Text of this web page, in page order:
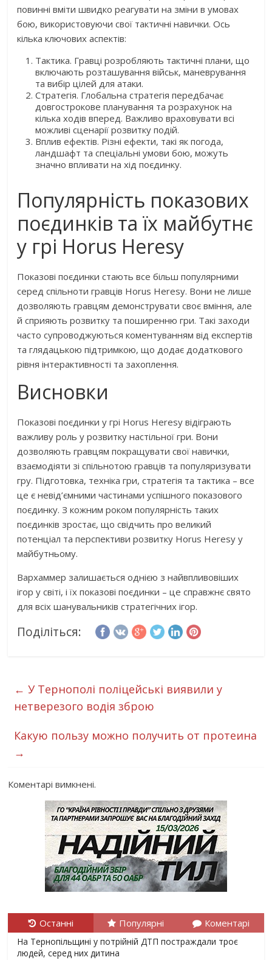
повинні вміти швидко реагувати на зміни в умовах
бою, використовуючи свої тактичні навички. Ось
кілька ключових аспектів:
Тактика. Гравці розробляють тактичні плани, що
включають розташування військ, маневрування
та вибір цілей для атаки.
Стратегія. Глобальна стратегія передбачає
довгострокове планування та розрахунок на
кілька ходів вперед. Важливо враховувати всі
можливі сценарії розвитку подій.
Вплив ефектів. Різні ефекти, такі як погода,
ландшафт та спеціальні умови бою, можуть
значно впливати на хід поєдинку.
Популярність показових
поєдинків та їх майбутнє
у грі Horus Heresy
Показові поєдинки стають все більш популярними
серед спільноти гравців Horus Heresy. Вони не лише
дозволяють гравцям демонструвати своє вміння, але
й сприяють розвитку та поширенню гри. Такі заходи
часто супроводжуються коментуванням від експертів
та глядацькою підтримкою, що додає додаткового
рівня інтерактивності та захоплення.
Висновки
Показові поєдинки у грі Horus Heresy відіграють
важливу роль у розвитку настільної гри. Вони
дозволяють гравцям покращувати свої навички,
взаємодіяти зі спільнотою гравців та популяризувати
гру. Підготовка, техніка гри, стратегія та тактика – все
це є невід’ємними частинами успішного показового
поєдинку. З кожним роком популярність таких
поєдинків зростає, що свідчить про великий
потенціал та перспективи розвитку Horus Heresy у
майбутньому.
Вархаммер залишається однією з найвпливовіших
ігор у світі, і їх показові поєдинки – це справжнє свято
для всіх шанувальників стратегічних ігор.
Поділіться:
← У Тернополі поліцейські виявили у
нетверезого водія зброю
Какую пользу можно получить от протеина
→
Коментарі вимкнені.
Останні Популярні Коментарі
На Тернопільщині у потрійній ДТП постраждали троє
людей, серед них дитина